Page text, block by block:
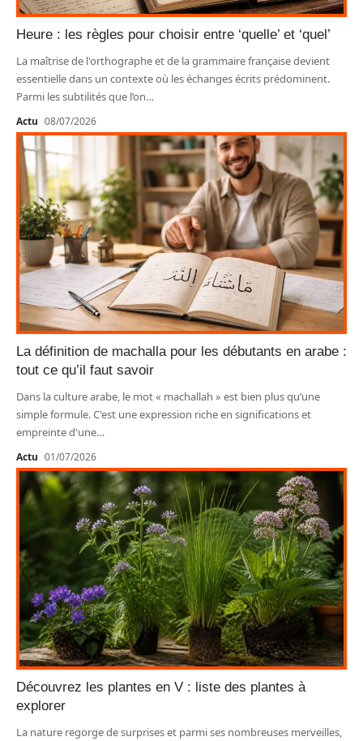
Heure : les règles pour choisir entre ‘quelle’ et ‘quel’
La maîtrise de l'orthographe et de la grammaire française devient
essentielle dans un contexte où les échanges écrits prédominent.
Parmi les subtilités que l’on…
Actu 08/07/2026
La définition de machalla pour les débutants en arabe :
tout ce qu’il faut savoir
Dans la culture arabe, le mot « machallah » est bien plus qu’une
simple formule. C'est une expression riche en significations et
empreinte d'une…
Actu 01/07/2026
Découvrez les plantes en V : liste des plantes à
explorer
La nature regorge de surprises et parmi ses nombreuses merveilles,